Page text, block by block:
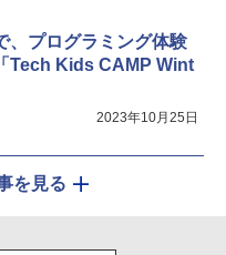
、プログラミング体験
Tech Kids CAMP Wint
2023年10月25日
を見る